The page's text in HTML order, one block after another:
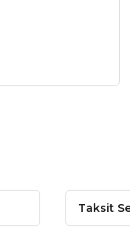
Taksit